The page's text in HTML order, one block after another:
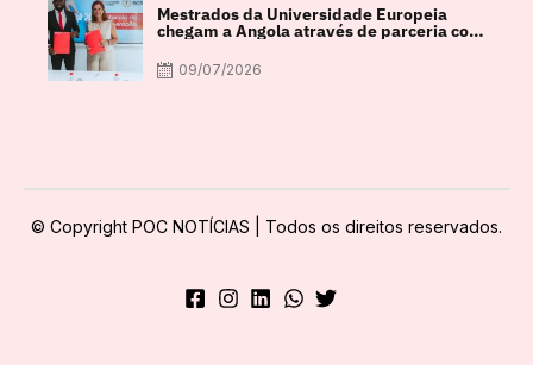
Mestrados da Universidade Europeia
chegam a Angola através de parceria com
a FACUL
09/07/2026
© Copyright POC NOTÍCIAS | Todos os direitos reservados.